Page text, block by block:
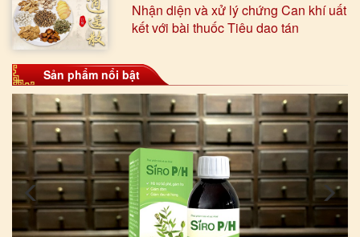
Nhận diện và xử lý chứng Can khí uất
kết với bài thuốc Tiêu dao tán
Sản phẩm nổi bật